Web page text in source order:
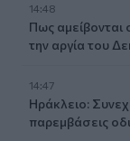
14:48
Πως αμείβονται
την αργία του
14:47
Ηράκλειο:
παρεμβάσεις